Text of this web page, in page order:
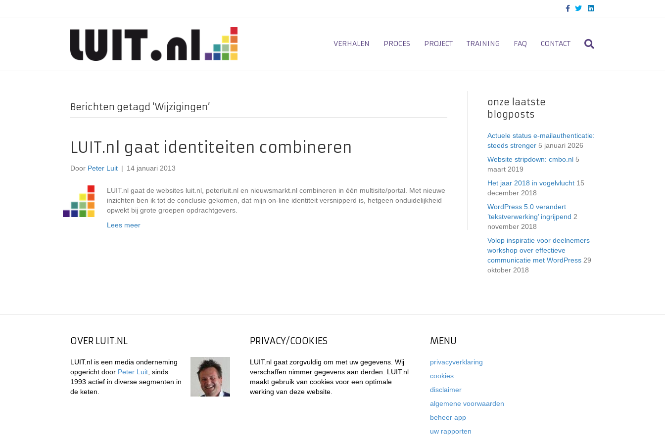
c
o
o
T
i
e
L
n
d
VERHALEN PROCES PROJECT TRAINING FAQ CONTACT
Berichten getagd ‘Wijzigingen’
LUIT.nl gaat identiteiten combineren
Door Peter Luit | 14 januari 2013
LUIT.nl gaat de websites luit.nl, peterluit.nl en nieuwsmarkt.nl combineren in één multisite/portal. Met nieuwe
inzichten ben ik tot de conclusie gekomen, dat mijn on-line identiteit versnipperd is, hetgeen onduidelijkheid
opwekt bij grote groepen opdrachtgevers.
Lees meer
onze laatste
blogposts
Actuele status e-mailauthenticatie:
steeds strenger 5 januari 2026
Website stripdown: cmbo.nl 5
maart 2019
Het jaar 2018 in vogelvlucht 15
december 2018
WordPress 5.0 verandert
’tekstverwerking’ ingrijpend 2
november 2018
Volop inspiratie voor deelnemers
workshop over effectieve
communicatie met WordPress 29
oktober 2018
OVER LUIT.NL
LUIT.nl is een media onderneming
opgericht door Peter Luit , sinds
1993 actief in diverse segmenten in
de keten.
PRIVACY/COOKIES
LUIT.nl gaat zorgvuldig om met uw gegevens. Wij
verschaffen nimmer gegevens aan derden. LUIT.nl
maakt gebruik van cookies voor een optimale
werking van deze website.
MENU
privacyverklaring
cookies
disclaimer
algemene voorwaarden
beheer app
uw rapporten